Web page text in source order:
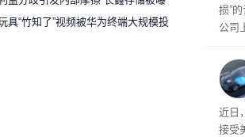
损”
公司
事
给
近日
接受
华为驻场工程师驱逐出研发基地
具“竹知了”视频被华为终端大规模投